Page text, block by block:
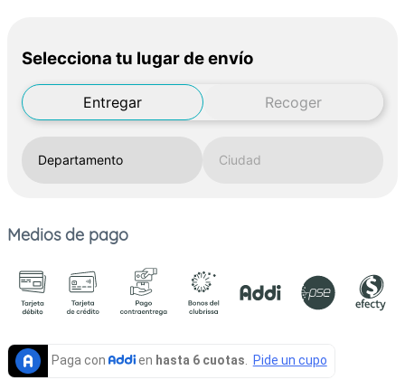
Selecciona tu lugar de envío
Entregar Recoger
Medios de pago